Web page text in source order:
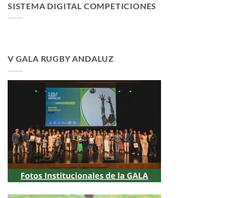
SISTEMA DIGITAL COMPETICIONES
V GALA RUGBY ANDALUZ